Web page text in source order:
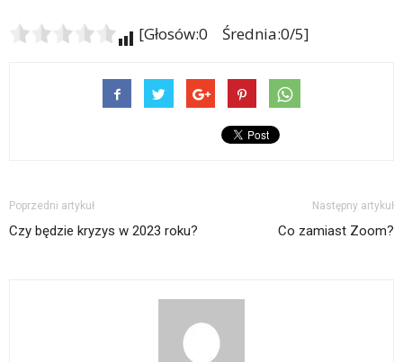
[Głosów:0 Średnia:0/5]
Poprzedni artykuł
Czy będzie kryzys w 2023 roku?
Następny artykuł
Co zamiast Zoom?